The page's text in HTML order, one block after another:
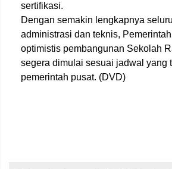
sertifikasi.
Dengan semakin lengkapnya
administrasi dan teknis,
optimistis pembangunan Sekolah
segera dimulai sesuai jadwal yang
pemerintah pusat. (DVD)